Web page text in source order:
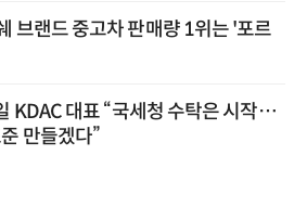
브랜드 중고차 판매량 1위는 '포르
KDAC 대표 “국세청 수탁은 시작…
만들겠다”